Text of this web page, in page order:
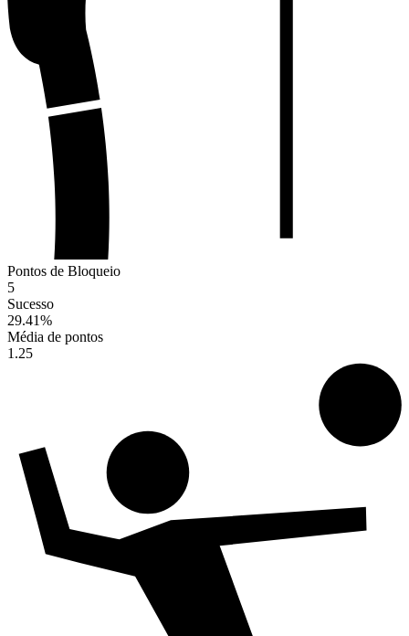
Pontos de Bloqueio
5
Sucesso
29.41%
Média de pontos
1.25